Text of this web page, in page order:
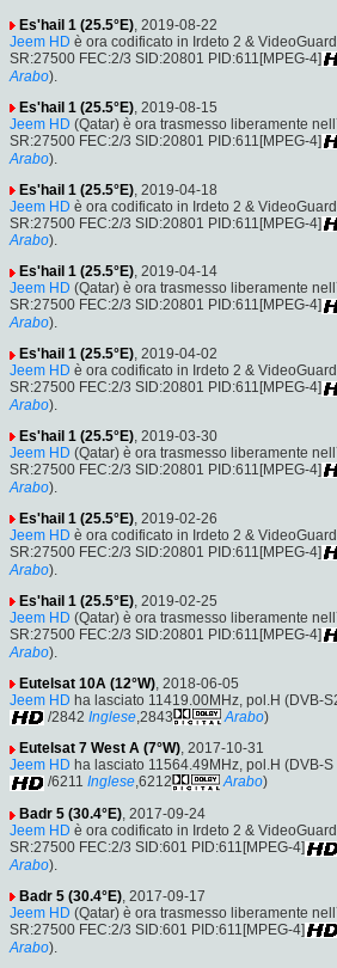
Es'hail 1 (25.5°E), 2019-08-22
Jeem HD è ora codificato in Irdeto 2 &
SR:27500 FEC:2/3 SID:20801 PID:611[MPEG-4]
Arabo).
Es'hail 1 (25.5°E) , 2019-08-15
Jeem HD (Qatar) è ora trasmesso liberamente
SR:27500 FEC:2/3 SID:20801 PID:611[MPEG-4]
Arabo).
Es'hail 1 (25.5°E) , 2019-04-18
Jeem HD è ora codificato in Irdeto 2 &
SR:27500 FEC:2/3 SID:20801 PID:611[MPEG-4]
Arabo).
Es'hail 1 (25.5°E), 2019-04-14
Jeem HD (Qatar) è ora trasmesso liberamente
SR:27500 FEC:2/3 SID:20801 PID:611[MPEG-4]
Arabo).
Es'hail 1 (25.5°E), 2019-04-02
Jeem HD è ora codificato in Irdeto 2 &
SR:27500 FEC:2/3 SID:20801 PID:611[MPEG-4]
Arabo).
Es'hail 1 (25.5°E), 2019-03-30
Jeem HD (Qatar) è ora trasmesso liberamente
SR:27500 FEC:2/3 SID:20801 PID:611[MPEG-4]
Arabo).
Es'hail 1 (25.5°E), 2019-02-26
Jeem HD è ora codificato in Irdeto 2 &
SR:27500 FEC:2/3 SID:20801 PID:611[MPEG-4]
Arabo).
Es'hail 1 (25.5°E) , 2019-02-25
Jeem HD (Qatar) è ora trasmesso liberamente
SR:27500 FEC:2/3 SID:20801 PID:611[MPEG-4]
Arabo).
Eutelsat 10A (12°W) , 2018-06-05
Jeem HD ha lasciato 11419.00MHz, pol.H (DVB-
/2842 Inglese ,2843 Arabo)
Eutelsat 7 West A (7°W), 2017-10-31
Jeem HD ha lasciato 11564.49MHz, pol.H (DVB-
/6211 Inglese,6212 Arabo)
Badr 5 (30.4°E), 2017-09-24
Jeem HD è ora codificato in Irdeto 2 &
SR:27500 FEC:2/3 SID:601 PID:611[MPEG-4]
Arabo).
Badr 5 (30.4°E), 2017-09-17
Jeem HD (Qatar) è ora trasmesso liberamente
SR:27500 FEC:2/3 SID:601 PID:611[MPEG-4]
Arabo).